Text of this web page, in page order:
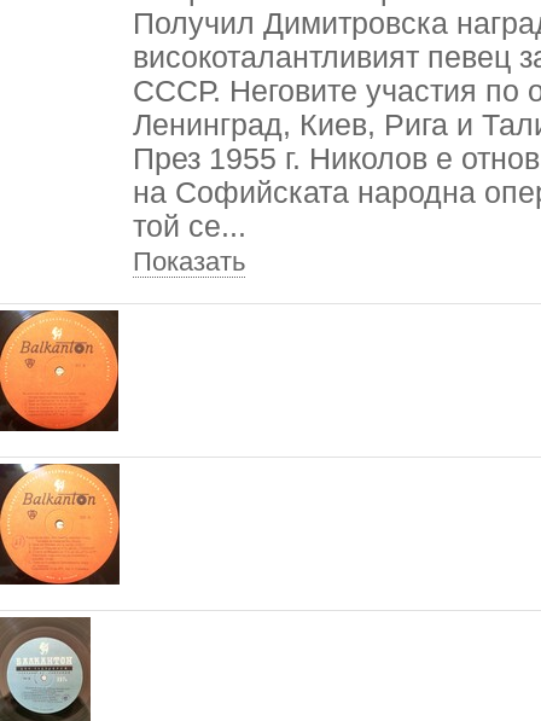
Получил Димитровска
високоталантливият певец
СССР. Неговите участия по
Ленинград, Киев, Рига и
През 1955 г. Николов е
на Софийската народна
той се...
Показать